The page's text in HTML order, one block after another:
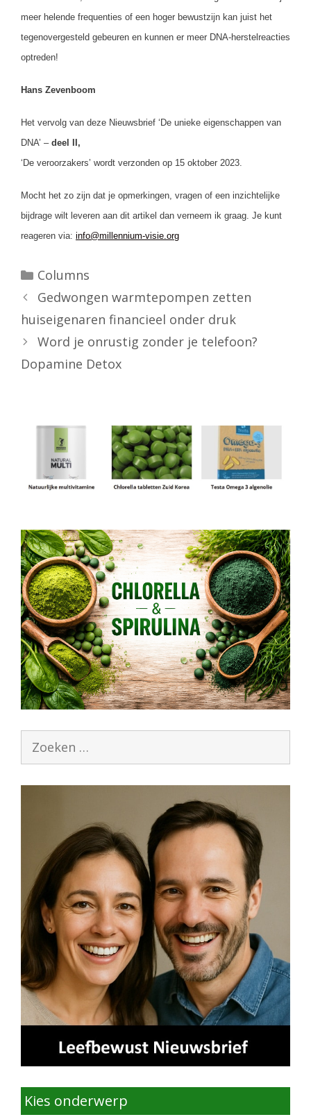
meer helende frequenties of een hoger bewustzijn kan juist het
tegenovergesteld gebeuren en kunnen er meer DNA-herstelreacties
optreden!
Hans Zevenboom
Het vervolg van deze Nieuwsbrief ‘De unieke eigenschappen van
DNA’ – deel II,
‘De veroorzakers’ wordt verzonden op 15 oktober 2023.
Mocht het zo zijn dat je opmerkingen, vragen of een inzichtelijke
bijdrage wilt leveren aan dit artikel dan verneem ik graag. Je kunt
reageren via: info@millennium-visie.org
Categorieën
Columns
Gedwongen warmtepompen zetten
huiseigenaren financieel onder druk
Word je onrustig zonder je telefoon?
Dopamine Detox
Zoek
Kies onderwerp